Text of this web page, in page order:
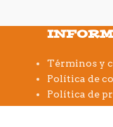
Términos y
Política de
Política de
Aviso legal